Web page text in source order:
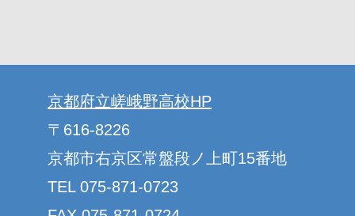
京都府立嵯峨野高校HP
〒616-8226
京都市右京区常盤段ノ上町15番地
TEL 075-871-0723